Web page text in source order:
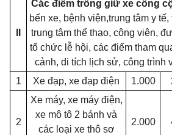
Các điểm trông giữ xe công
bến xe, bệnh viện,trung tâm y
trung tâm thể thao, công viên,
tổ chức lễ hội, các điểm tham
cảnh, di tích lịch sử, công trình
1
Xe đạp, xe đạp điện 1.000
2
Xe máy, xe máy điện,
xe mô tô 2 bánh và
các loại xe thô sơ
2.000